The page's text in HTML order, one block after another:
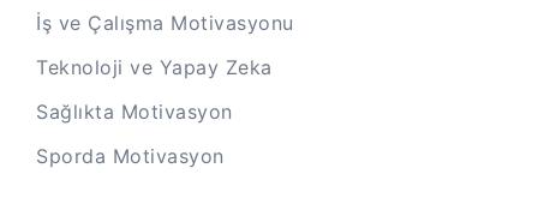
İş ve Çalışma Motivasyonu
Teknoloji ve Yapay Zeka
Sağlıkta Motivasyon
Sporda Motivasyon